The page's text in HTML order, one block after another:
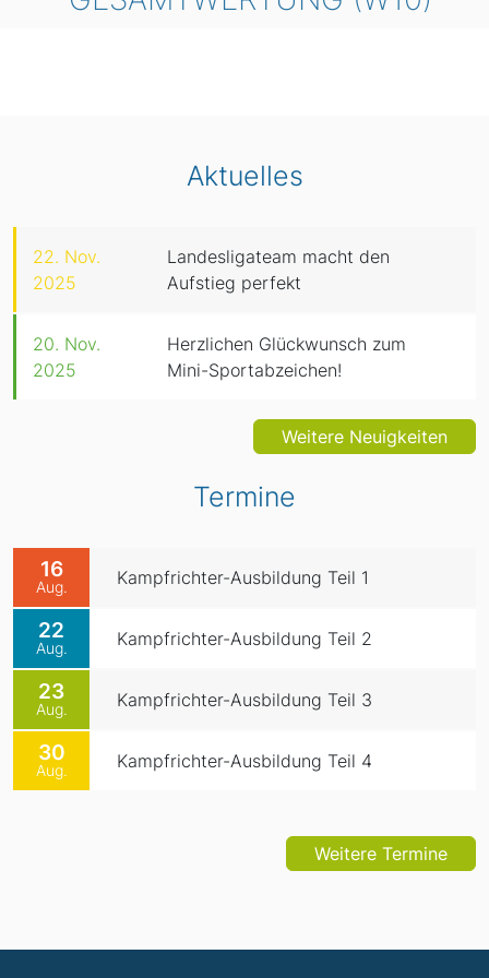
Aktuelles
22. Nov.
2025
Landesligateam macht den
Aufstieg perfekt
20. Nov.
2025
Herzlichen Glückwunsch zum
Mini-Sportabzeichen!
Weitere Neuigkeiten
Termine
16
Aug. Kampfrichter-Ausbildung Teil 1
22
Aug. Kampfrichter-Ausbildung Teil 2
23
Aug. Kampfrichter-Ausbildung Teil 3
30
Aug. Kampfrichter-Ausbildung Teil 4
Weitere Termine